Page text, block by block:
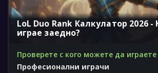
LoL Duo Rank Калкулатор 2026
играе заедно?
Проверете с кого можете да
Професионални играчи